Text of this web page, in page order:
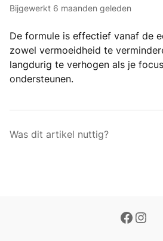
Bijgewerkt 6 maanden geleden
De formule is effectief vanaf de
zowel vermoeidheid te
langdurig te verhogen als je
ondersteunen.
Was dit artikel nuttig?